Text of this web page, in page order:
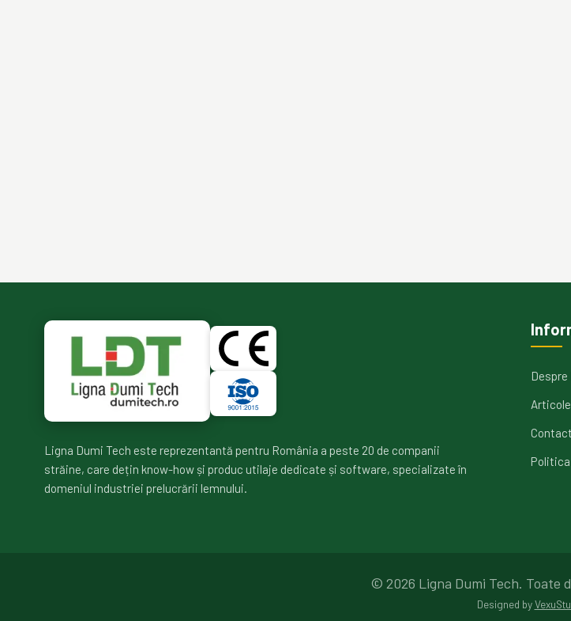
Ligna Dumi Tech este reprezentantă pentru România a peste 20 de companii
străine, care dețin know-how și produc utilaje dedicate și software, specializate în
domeniul industriei prelucrării lemnului.
Despre
Contact
© 2026 Ligna Dumi Tech. Toate
Designed by